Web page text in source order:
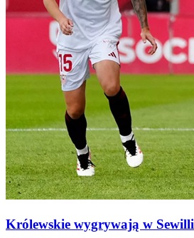
Królewskie wygrywają w Sewilli